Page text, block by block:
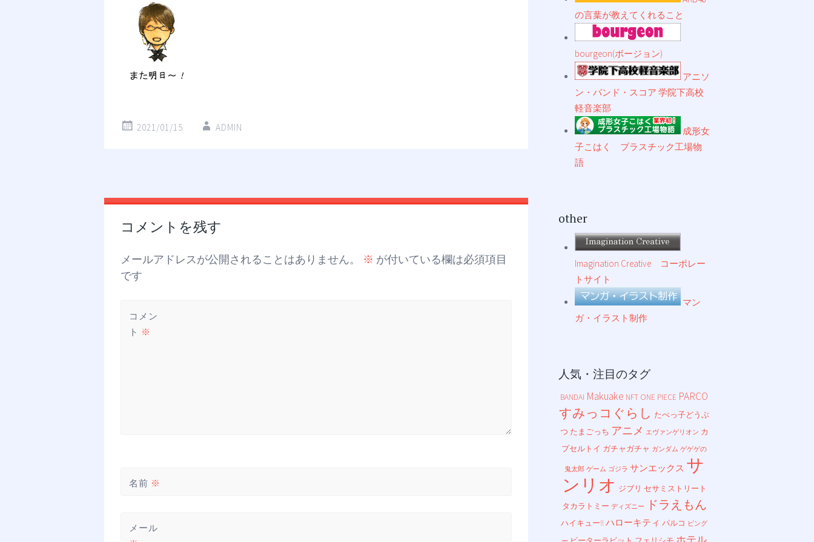
2021/01/15 ADMIN
投
稿
ナ
ビ
ゲ
ー
ョ
ン
←
→
コメントを残す
メールアドレスが公開されることはありません。 ※ が付いている欄は必須項目
です
コメン
ト ※
名前 ※
メール
の言葉が教えてくれること
bourgeon(ボージョン)
アニソ
ン・バンド・スコア 学院下高校
軽音楽部
成形女
子こはく プラスチック工場物
語
other
Imagination Creative コーポレー
トサイト
マン
ガ・イラスト制作
人気・注目のタグ
BANDAI Makuake NFT ONE PIECE PARCO
すみっコぐらし たべっ子どうぶ
つ たまごっち アニメ エヴァンゲリオン カ
プセルトイ ガチャガチャ ガンダム ゲゲゲの
鬼太郎 ゲーム ゴジラ サンエックス サ
ンリオ ジブリ セサミストリート
タカラトミー ディズニー ドラえもん
ハイキュー!!ハローキティ パルコ ピング